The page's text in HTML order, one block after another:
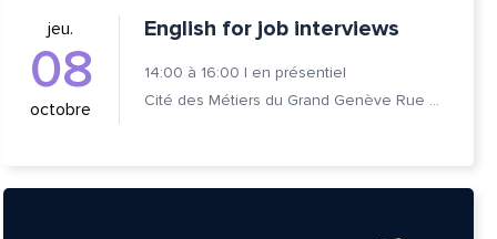
jeu.
08
octobre
English for job interviews
14:00 à 16:00 | en présentiel
Cité des Métiers du Grand Genève Rue Prévost-Martin 6 1205 Genève